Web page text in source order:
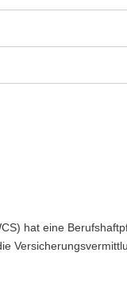
hat eine